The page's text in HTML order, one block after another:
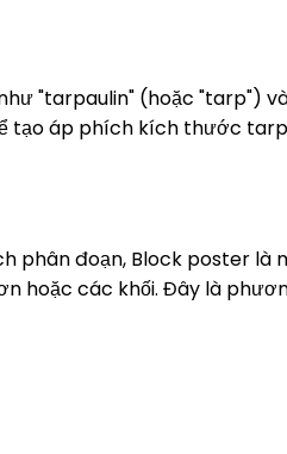
"tarpaulin" (hoặc "tarp")
tạo áp phích kích thước
phân đoạn, Block poster
hoặc các khối. Đây là